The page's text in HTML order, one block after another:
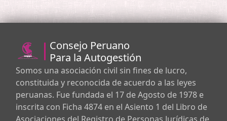
Consejo Peruano
Para la Autogestión
Somos una asociación civil sin fines de lucro,
constituida y reconocida de acuerdo a las leyes
peruanas. Fue fundada el 17 de Agosto de 1978 e
inscrita con Ficha 4874 en el Asiento 1 del Libro de